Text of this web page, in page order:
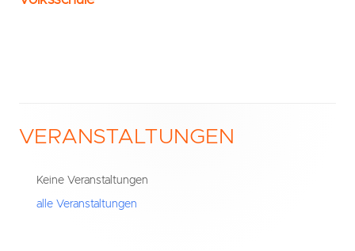
Haupt-
Seitenleiste
VERANSTALTUNGEN
Keine Veranstaltungen
alle Veranstaltungen